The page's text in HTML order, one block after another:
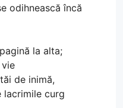
odihnească încă
la alta;
de inimă,
lacrimile curg